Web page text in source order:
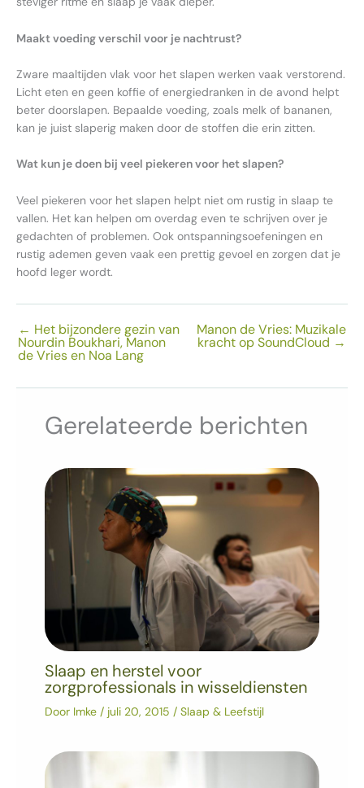
Maakt voeding verschil voor je nachtrust?
Zware maaltijden vlak voor het slapen werken vaak verstorend.
Licht eten en geen koffie of energiedranken in de avond helpt
beter doorslapen. Bepaalde voeding, zoals melk of bananen,
kan je juist slaperig maken door de stoffen die erin zitten.
Wat kun je doen bij veel piekeren voor het slapen?
Veel piekeren voor het slapen helpt niet om rustig in slaap te
vallen. Het kan helpen om overdag even te schrijven over je
gedachten of problemen. Ook ontspanningsoefeningen en
rustig ademen geven vaak een prettig gevoel en zorgen dat je
hoofd leger wordt.
← Het bijzondere gezin van
Nourdin Boukhari, Manon
de Vries en Noa Lang
Manon de Vries: Muzikale
kracht op SoundCloud →
Gerelateerde berichten
Slaap en herstel voor
zorgprofessionals in wisseldiensten
Door Imke / juli 20, 2015 / Slaap & Leefstijl